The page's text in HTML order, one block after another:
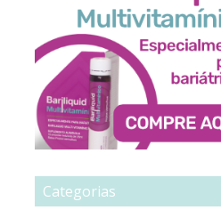
Categorias